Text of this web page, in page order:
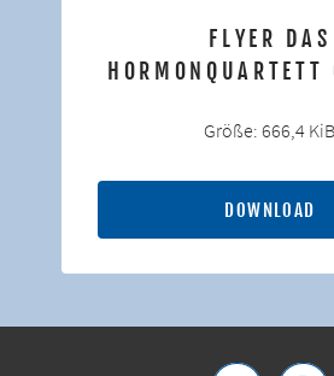
FLYER DAS
Größe: 666,4 KiB
DOWNLOAD